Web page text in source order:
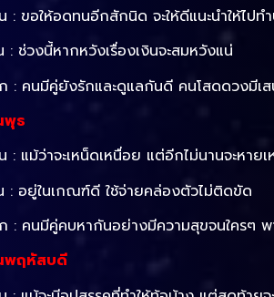
: ขอให้อดทนอีกสักนิด จะให้ดีแนะนำให้ไป
: ช่วงนี้หากหวังเรื่องเงินจะสมหวังแน่
: คนมีคู่ยังรักและดูแลกันดี คนโสดดวงมีเ
พุธ
: แม้ว่าจะเหน็ดเหนื่อย แต่อีกไม่นานจะหาย
: อยู่ในเกณฑ์ดี ใช้จ่ายคล่องตัวไม่ติดขัด
: คนมีคู่คบหากันอย่างมีความสุขจนใครๆ
พฤหัสบดี